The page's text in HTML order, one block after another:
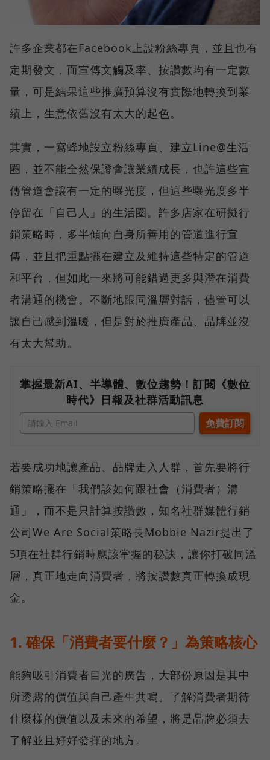
許多企業都在Facebook上設粉絲專頁，並且也有
定期發文，而宣傳文觸及率、按讚數均有一定數
量，可是結果這些推廣預算沒有實際地轉換到業
績上，生意依舊沒有太大的起色。
其實，一窩蜂地設立粉絲專頁、建立Line@生活
圈，並不能全然保證會讓業績成長，也許這些宣
傳管道會讓有一定的曝光度，但這些曝光度多半
停留在「自己人」的生活圈。許多店家在研擬行
銷策略時，多半傾向自身所善用的管道進行宣
傳，並且把重點擺在建立及維持這些特定的管道
和平台，但如此一來將可能錯過更多與潛在消費
者溝通的機會。不斷地跟同溫層對話，儘管可以
讓自己感到溫暖，但是對於推廣產品、品牌並沒
有太大幫助。
掌握最新AI、半導體、數位趨勢！訂閱《數位
時代》日報及社群活動訊息
若要成功地讓產品、品牌走入人群，首先要將行
銷策略擺在「我們該如何跟社會（消費者）溝
通」，而不是只計算按讚數，知名社群媒體行銷
公司We Are Social策略長Mobbie Nazir提出了
5項在社群行銷時應該掌握的秘訣，讓你打破同溫
層，真正地走向消費者，將按讚數真正轉換成現
金。
1. 確保「消費者要什麼？」為策略核心
能夠吸引消費者目光的廣告，大部份原因是其中
所透露的價值與自己產生共鳴。了解消費者期待
什麼樣的價值以及未來的希望，將是品牌必須去
了解並且好好發揮的地方。